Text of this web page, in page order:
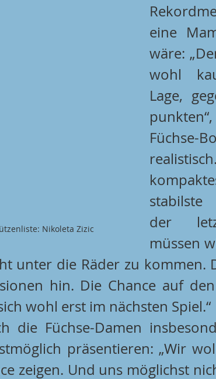
Nikoleta Zizic
eine
wäre:
wohl
Lage,
Füchse-
stabilste
der
müssen
unter die Räder zu kommen.
hin. Die Chance auf
wohl erst im nächsten Spiel.“
die Füchse-Damen
präsentieren: „Wir
zeigen. Und uns möglichst